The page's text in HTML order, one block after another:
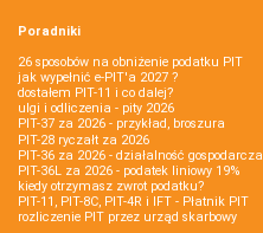
Poradniki
26 sposobów na obniżenie podatku PIT
jak wypełnić e-PIT'a 2027 ?
dostałem PIT-11 i co dalej?
ulgi i odliczenia - pity 2026
PIT-37 za 2026 - przykład, broszura
PIT-28 ryczałt za 2026
PIT-36 za 2026 - działalność gospodarcza
PIT-36L za 2026 - podatek liniowy 19%
kiedy otrzymasz zwrot podatku?
PIT-11, PIT-8C, PIT-4R i IFT - Płatnik PIT
rozliczenie PIT przez urząd skarbowy